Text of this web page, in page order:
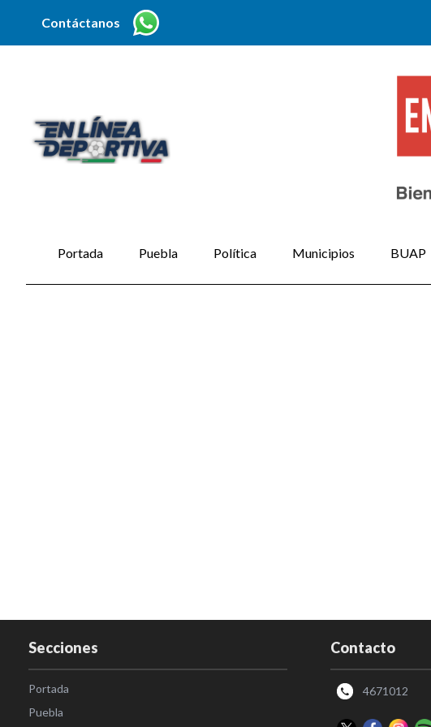
Contáctanos
Portada Puebla Política Municipios BUAP
Secciones
Portada
Puebla
Contacto
4671012